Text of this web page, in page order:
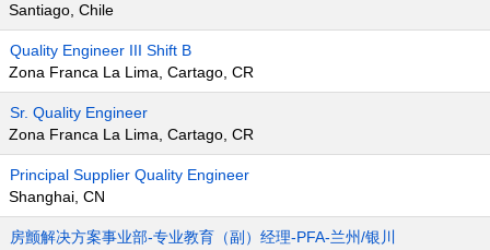
Santiago, Chile
Quality Engineer III Shift B
Zona Franca La Lima, Cartago, CR
Sr. Quality Engineer
Zona Franca La Lima, Cartago, CR
Principal Supplier Quality Engineer
Shanghai, CN
房颤解决方案事业部-专业教育（副）经理-PFA-兰州/银川